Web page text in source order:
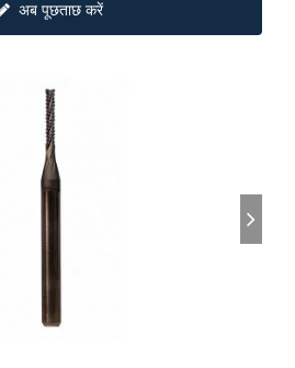
अब पूछताछ करें